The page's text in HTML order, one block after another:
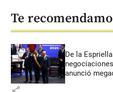
Te
De la
anunció